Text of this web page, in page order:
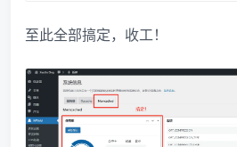
至此全部搞定，收工！